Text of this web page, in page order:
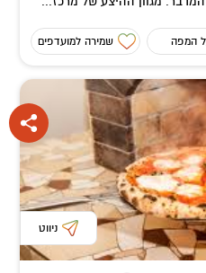
המפה שמירה למועדפים
ניווט